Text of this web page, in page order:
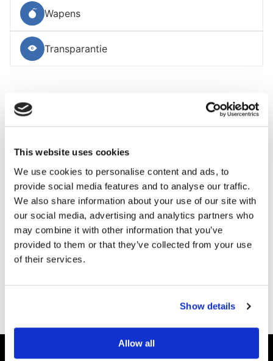
This website uses cookies
We use cookies to personalise content and ads, to
provide social media features and to analyse our traffic.
We also share information about your use of our site with
our social media, advertising and analytics partners who
may combine it with other information that you’ve
provided to them or that they’ve collected from your use
of their services.
Show details
Allow all
Wapens
Transparantie
Laat verzekeraars eerlijker investeren!
Geen geld naar wapens voor dictators, vuile energie
Oefen invloed uit op jouw verzekeraar: stuur een
compliment, een klacht of stap over
Stuur een compliment naar mijn Verzekeraar
Stuur een klacht naar mijn Verzekeraar
Verander van Verzekeraar